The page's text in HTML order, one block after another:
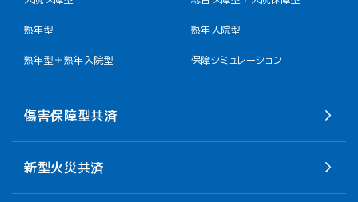
熟年型 熟年入院型
熟年型＋熟年入院型 保障シミュレーション
傷害保障型共済
新型火災共済